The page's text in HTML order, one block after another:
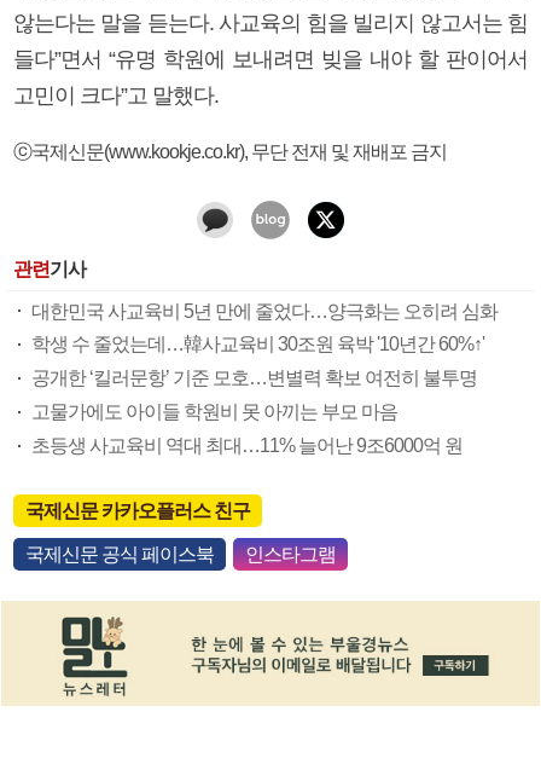
않는다는 말을 듣는다. 사교육의 힘을 빌리지 않고서는 힘
들다”면서 “유명 학원에 보내려면 빚을 내야 할 판이어서
고민이 크다”고 말했다.
ⓒ국제신문(www.kookje.co.kr), 무단 전재 및 재배포 금지
관련기사
대한민국 사교육비 5년 만에 줄었다…양극화는 오히려 심화
학생 수 줄었는데…韓사교육비 30조원 육박 '10년간 60%↑'
공개한 ‘킬러문항’ 기준 모호…변별력 확보 여전히 불투명
고물가에도 아이들 학원비 못 아끼는 부모 마음
초등생 사교육비 역대 최대…11% 늘어난 9조6000억 원
국제신문 카카오플러스 친구
국제신문 공식 페이스북 인스타그램